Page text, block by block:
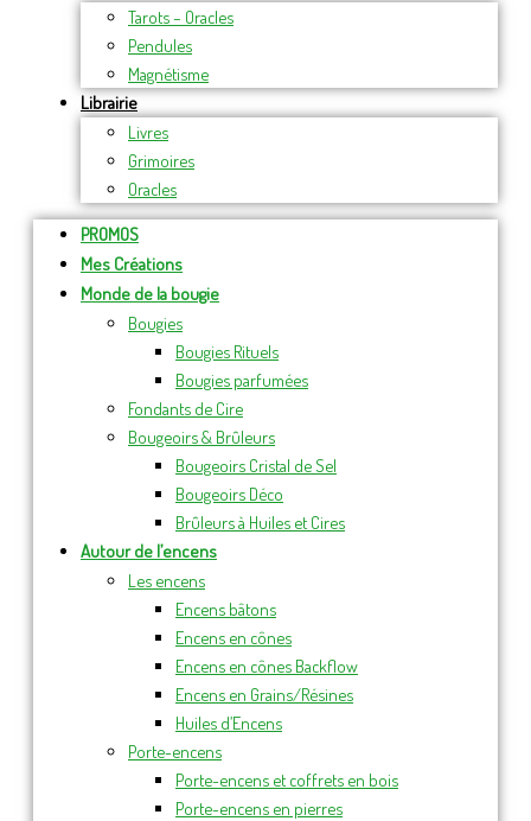
Tarots – Oracles
Pendules
Magnétisme
Librairie
Livres
Grimoires
Oracles
PROMOS
Mes Créations
Monde de la bougie
Bougies
Bougies Rituels
Bougies parfumées
Fondants de Cire
Bougeoirs & Brûleurs
Bougeoirs Cristal de Sel
Bougeoirs Déco
Brûleurs à Huiles et Cires
Autour de l’encens
Les encens
Encens bâtons
Encens en cônes
Encens en cônes Backflow
Encens en Grains/Résines
Huiles d’Encens
Porte-encens
Porte-encens et coffrets en bois
Porte-encens en pierres